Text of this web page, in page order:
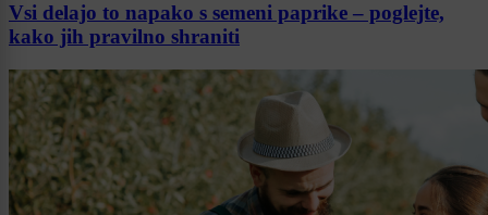
Vsi delajo to napako s semeni paprike – poglejte,
kako jih pravilno shraniti